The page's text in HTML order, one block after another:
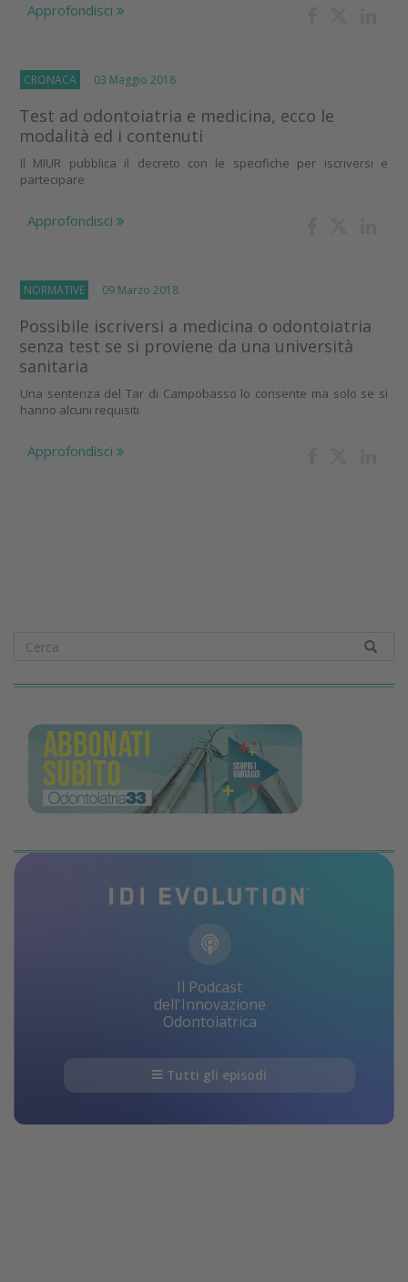
Approfondisci
CRONACA 03 Maggio 2018
Test ad odontoiatria e medicina, ecco le
modalità ed i contenuti
Il MIUR pubblica il decreto con le specifiche per iscriversi e
partecipare
Approfondisci
NORMATIVE 09 Marzo 2018
Possibile iscriversi a medicina o odontoiatria
senza test se si proviene da una università
sanitaria
Una sentenza del Tar di Campobasso lo consente ma solo se si
hanno alcuni requisiti
Approfondisci
Il Podcast
dell'Innovazione
Odontoiatrica
Tutti gli episodi